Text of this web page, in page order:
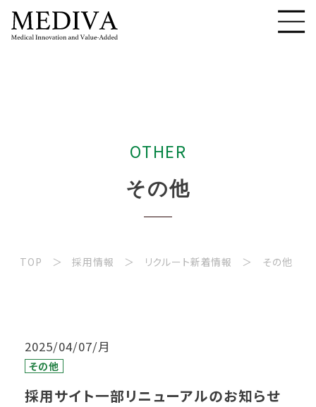
OTHER
その他
TOP 採用情報 リクルート新着情報 その他
2025/04/07/月
その他
採用サイト一部リニューアルのお知らせ